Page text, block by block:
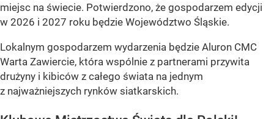
miejsc na świecie. Potwierdzono, że gospodarzem edycji
w 2026 i 2027 roku będzie Województwo Śląskie.
Lokalnym gospodarzem wydarzenia będzie Aluron CMC
Warta Zawiercie, która wspólnie z partnerami przywita
drużyny i kibiców z całego świata na jednym
z najważniejszych rynków siatkarskich.